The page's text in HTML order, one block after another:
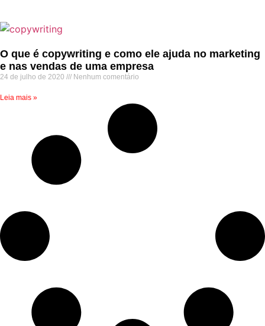
O que é copywriting e como ele ajuda no marketing
e nas vendas de uma empresa
24 de julho de 2020 Nenhum comentário
Leia mais »